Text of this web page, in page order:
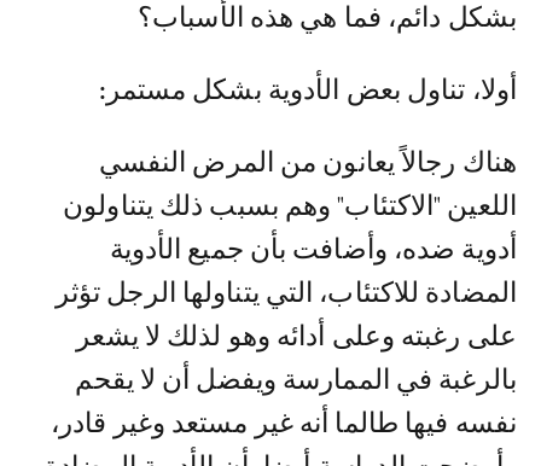
بشكل دائم، فما هي هذه الأسباب؟
أولا، تناول بعض الأدوية بشكل مستمر:
هناك رجالاً يعانون من المرض النفسي
اللعين "الاكتئاب" وهم بسبب ذلك يتناولون
أدوية ضده، وأضافت بأن جميع الأدوية
المضادة للاكتئاب، التي يتناولها الرجل تؤثر
على رغبته وعلى أدائه وهو لذلك لا يشعر
بالرغبة في الممارسة ويفضل أن لا يقحم
نفسه فيها طالما أنه غير مستعد وغير قادر،